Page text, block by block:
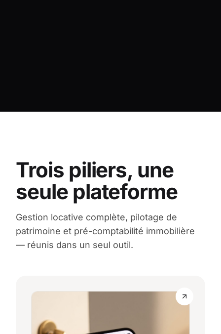
Trois piliers, une
seule plateforme
Gestion locative complète, pilotage de
patrimoine et pré-comptabilité immobilière
— réunis dans un seul outil.